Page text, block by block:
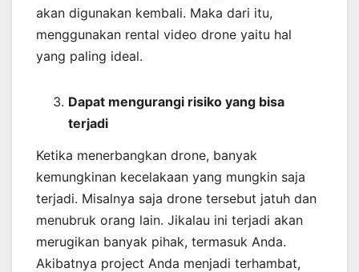
akan digunakan kembali. Maka dari itu,
menggunakan rental video drone yaitu hal
yang paling ideal.
Dapat mengurangi risiko yang bisa
terjadi
Ketika menerbangkan drone, banyak
kemungkinan kecelakaan yang mungkin saja
terjadi. Misalnya saja drone tersebut jatuh dan
menubruk orang lain. Jikalau ini terjadi akan
merugikan banyak pihak, termasuk Anda.
Akibatnya project Anda menjadi terhambat,